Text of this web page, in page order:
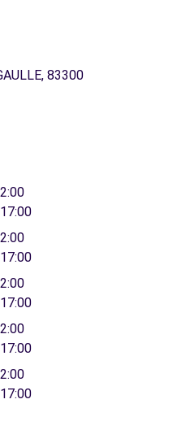
83300